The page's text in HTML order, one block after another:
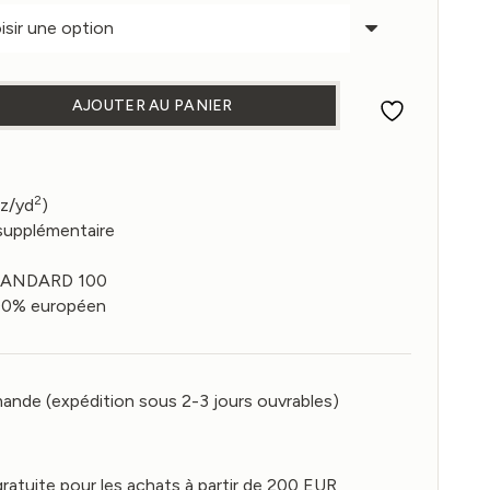
DE TABLE - MULTICOLORE
AJOUTER AU PANIER
yd2)
100
européen
(expédition sous 2-3 jours ouvrables)
pour les achats à partir de 200 EUR